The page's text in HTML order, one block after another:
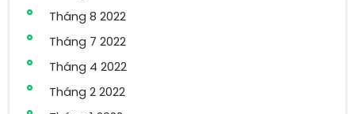
Tháng 8 2022
Tháng 7 2022
Tháng 4 2022
Tháng 2 2022